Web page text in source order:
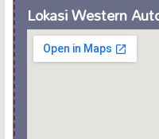
Lokasi Western